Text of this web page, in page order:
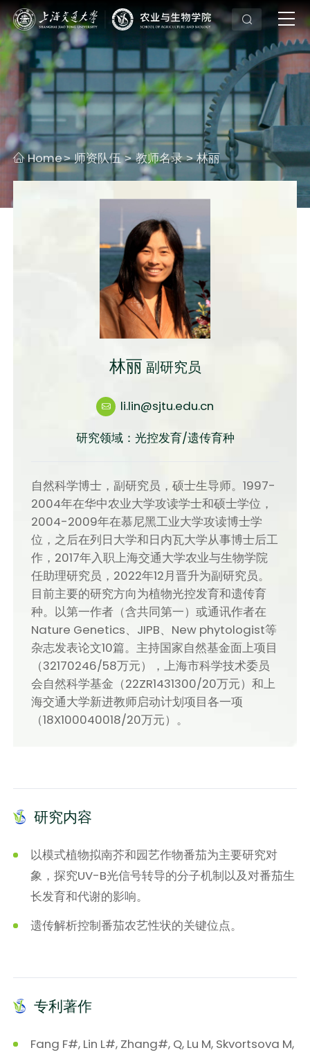
Home> 师资队伍> 教师名录> 林丽
林丽 副研究员
li.lin@sjtu.edu.cn
研究领域：光控发育/遗传育种
自然科学博士，副研究员，硕士生导师。1997-
2004年在华中农业大学攻读学士和硕士学位，
2004-2009年在慕尼黑工业大学攻读博士学
位，之后在列日大学和日内瓦大学从事博士后工
作，2017年入职上海交通大学农业与生物学院
任助理研究员，2022年12月晋升为副研究员。
目前主要的研究方向为植物光控发育和遗传育
种。以第一作者（含共同第一）或通讯作者在
Nature Genetics、JIPB、New phytologist等
杂志发表论文10篇。主持国家自然基金面上项目
（32170246/58万元），上海市科学技术委员
会自然科学基金（22ZR1431300/20万元）和上
海交通大学新进教师启动计划项目各一项
（18X100040018/20万元）。
研究内容
以模式植物拟南芥和园艺作物番茄为主要研究对
象，探究UV-B光信号转导的分子机制以及对番茄生
长发育和代谢的影响。
遗传解析控制番茄农艺性状的关键位点。
专利著作
Fang F#, Lin L#, Zhang#, Q, Lu M, Skvortsova M,